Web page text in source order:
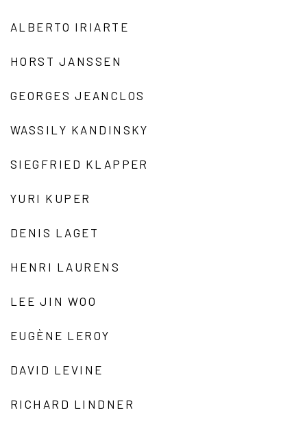
ALBERTO IRIARTE
HORST JANSSEN
GEORGES JEANCLOS
WASSILY KANDINSKY
SIEGFRIED KLAPPER
YURI KUPER
DENIS LAGET
HENRI LAURENS
LEE JIN WOO
EUGÈNE LEROY
DAVID LEVINE
RICHARD LINDNER